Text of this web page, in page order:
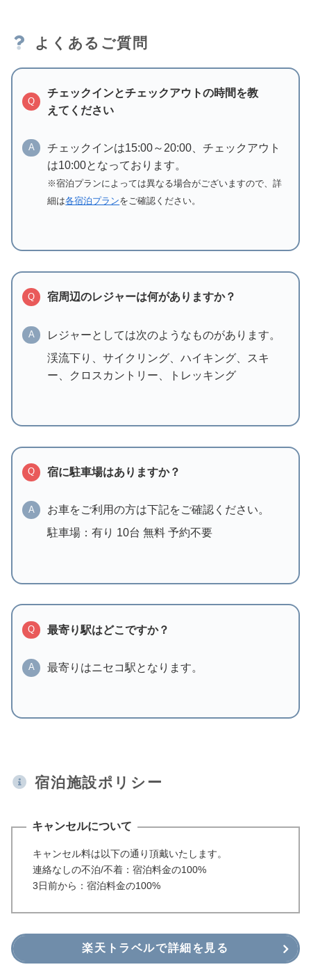
よくあるご質問
Q
チェックインとチェックアウトの時間を教
えてください
A
チェックインは15:00～20:00、チェックアウト
は10:00となっております。
※宿泊プランによっては異なる場合がございますので、詳
細は各宿泊プランをご確認ください。
Q 宿周辺のレジャーは何がありますか？
A
レジャーとしては次のようなものがあります。
渓流下り、サイクリング、ハイキング、スキ
ー、クロスカントリー、トレッキング
Q 宿に駐車場はありますか？
A
お車をご利用の方は下記をご確認ください。
駐車場：有り 10台 無料 予約不要
Q 最寄り駅はどこですか？
A 最寄りはニセコ駅となります。
宿泊施設ポリシー
キャンセルについて
キャンセル料は以下の通り頂戴いたします。
連絡なしの不泊/不着：宿泊料金の100%
3日前から：宿泊料金の100%
楽天トラベルで詳細を見る